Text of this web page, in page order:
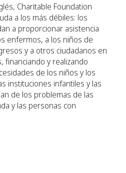
Charitable Foundation
a los más débiles: los
a proporcionar asistencia
enfermos, a los niños de
y a otros ciudadanos en
financiando y realizando
de los niños y los
instituciones infantiles y las
de los problemas de las
y las personas con